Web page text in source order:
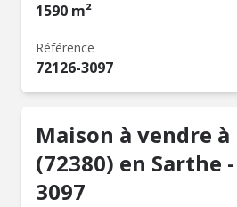
1590 m²
Référence
72126-3097
Maison à vendre
(72380) en Sarthe
3097